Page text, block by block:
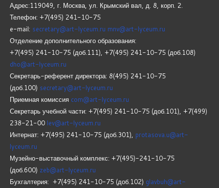
Адрес:119049, г. Москва, ул. Крымский вал, д. 8, корп. 2.
Телефон: +7(495) 241-10-75
e-mail: secretary@art-lyceum.ru mnv@art-lyceum.ru
Отделение дополнительного образования:
+7(495) 241-10-75 (доб.111), +7(495) 241-10-75 (доб.108)
dho@art-lyceum.ru
Секретарь-референт директора: 8(495) 241-10-75
(доб.100) secretary@art-lyceum.ru
Приемная комиссия com@art-lyceum.ru
Секретарь учебной части: +7(495) 241-10-75 (доб.101), +7(499)
238-21-00 lev@art-lyceum.ru
Интернат: +7(495) 241-10-75 (доб.301), protasova.u@art-
lyceum.ru
Музейно-выставочный комплекс: +7(495)-241-10-75
(доб.600) zeb@art-lyceum.ru
Бухгалтерия: +7(495) 241-10-75 (доб.102) glavbuh@art-